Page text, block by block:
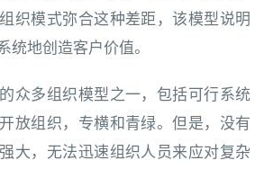
织模式弥合这种差距，该模型说明
统地创造客户价值。
众多组织模型之一，包括可行系统
放组织，专横和青绿。但是，没有
大，无法迅速组织人员来应对复杂